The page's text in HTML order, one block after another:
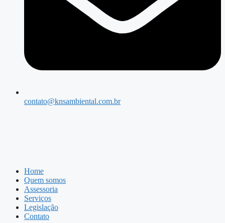
contato@knsambiental.com.br
Home
Quem somos
Assessoria
Serviços
Legislação
Contato